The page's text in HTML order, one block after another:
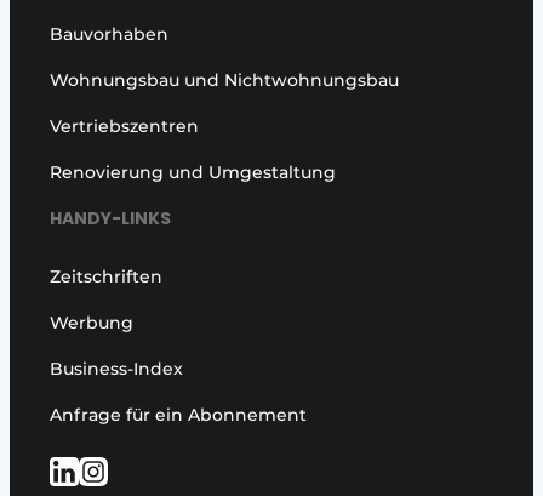
Bauvorhaben
Wohnungsbau und Nichtwohnungsbau
Vertriebszentren
Renovierung und Umgestaltung
HANDY-LINKS
Zeitschriften
Werbung
Business-Index
Anfrage für ein Abonnement